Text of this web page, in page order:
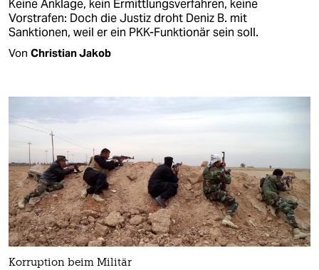
Keine Anklage, kein Ermittlungsverfahren, keine
Vorstrafen: Doch die Justiz droht Deniz B. mit
Sanktionen, weil er ein PKK-Funktionär sein soll.
Von Christian Jakob
Korruption beim Militär